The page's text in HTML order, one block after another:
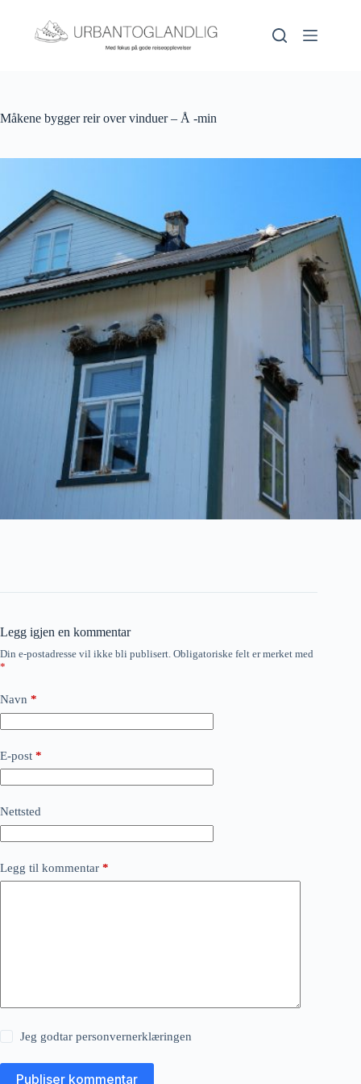
innholdet
Måkene bygger reir over vinduer – Å -min
Legg igjen en kommentar
Din e-postadresse vil ikke bli publisert. Obligatoriske felt er merket med
*
Navn *
E-post *
Nettsted
Legg til kommentar *
Jeg godtarpersonvernerklæringen
Publiser kommentar